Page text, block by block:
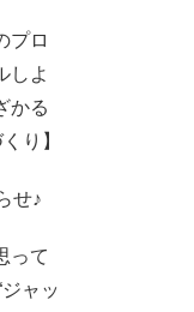
プロ
しよ
かる
り】
せ♪
って
ャッ